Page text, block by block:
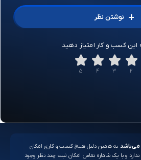
+ نوشتن نظر
2
3
4
5
می‌باشد به همین دلیل هیچ کسب و کاری امکان
و با یک شماره تماس امکان ثبت چند نظر وجود